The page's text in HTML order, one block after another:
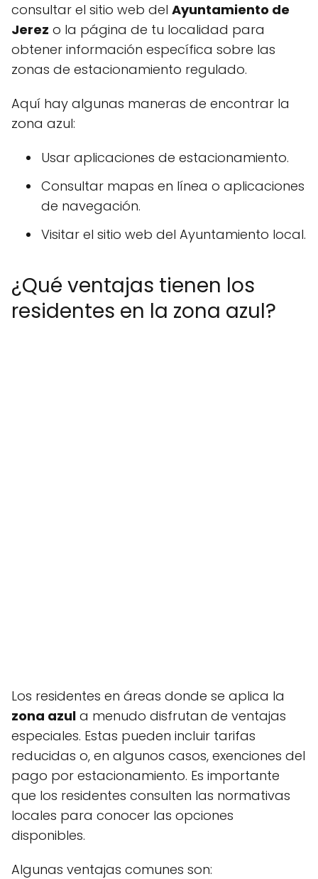
consultar el sitio web del Ayuntamiento de
Jerez o la página de tu localidad para
obtener información específica sobre las
zonas de estacionamiento regulado.
Aquí hay algunas maneras de encontrar la
zona azul:
Usar aplicaciones de estacionamiento.
Consultar mapas en línea o aplicaciones
de navegación.
Visitar el sitio web del Ayuntamiento local.
¿Qué ventajas tienen los
residentes en la zona azul?
Los residentes en áreas donde se aplica la
zona azul a menudo disfrutan de ventajas
especiales. Estas pueden incluir tarifas
reducidas o, en algunos casos, exenciones del
pago por estacionamiento. Es importante
que los residentes consulten las normativas
locales para conocer las opciones
disponibles.
Algunas ventajas comunes son: